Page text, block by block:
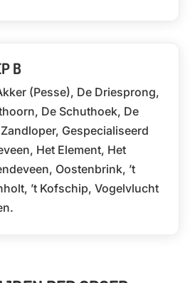
B
(Pesse), De Driesprong,
De Schuthoek, De
Gespecialiseerd
Het Element, Het
Oostenbrink, ’t
’t Kofschip, Vogelvlucht